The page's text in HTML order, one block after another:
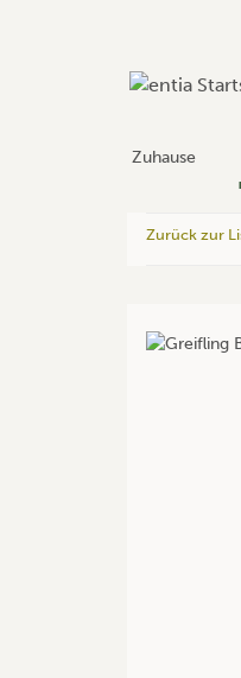
Zuhause
Zurück zur